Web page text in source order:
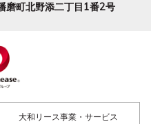
磨町北野添二丁目1番2号
大和リース事業・サービス